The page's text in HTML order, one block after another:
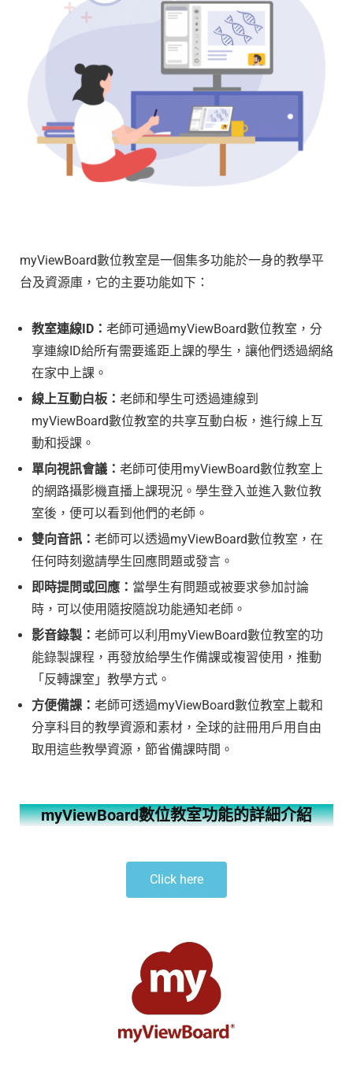
myViewBoard數位教室是一個集多功能於一身的教學平
台及資源庫，它的主要功能如下：
教室連線 ID ： 老師可通過myViewBoard數位教室，分
享連線ID給所有需要遙距上課的學生，讓他們透過網絡
在家中上課。
線上互動白板： 老師和學生可透過連線到
myViewBoard數位教室的共享互動白板，進行線上互
動和授課。
單向視訊會議： 老師可使用myViewBoard數位教室上
的網路攝影機直播上課現況。學生登入並進入數位教
室後，便可以看到他們的老師。
雙向音訊： 老師可以透過myViewBoard數位教室，在
任何時刻邀請學生回應問題或發言。
即時提問或回應： 當學生有問題或被要求參加討論
時，可以使用隨按隨說功能通知老師。
影音錄製： 老師可以利用myViewBoard數位教室的功
能錄製課程，再發放給學生作備課或複習使用，推動
「反轉課室」教學方式。
方便備課： 老師可透過myViewBoard數位教室上載和
分享科目的教學資源和素材，全球的註冊用戶用自由
取用這些教學資源，節省備課時間。
myViewBoard數位教室功能的詳細介紹
Click here